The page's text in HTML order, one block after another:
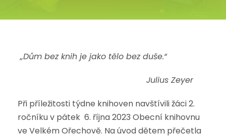
„Dům bez knih je jako tělo bez duše.“
Julius Zeyer
Při příležitosti týdne knihoven navštívili žáci 2.
ročníku v pátek 6. října 2023 Obecní knihovnu
ve Velkém Ořechově. Na úvod dětem přečetla